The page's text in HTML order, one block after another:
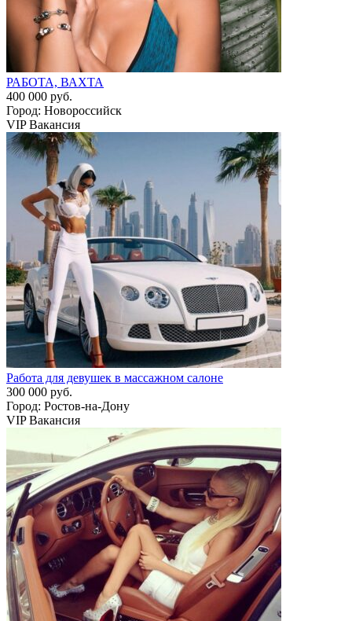
РАБОТА, ВАХТА
400 000 руб.
Город: Новороссийск
VIP Вакансия
Работа для девушек в массажном салоне
300 000 руб.
Город: Ростов-на-Дону
VIP Вакансия